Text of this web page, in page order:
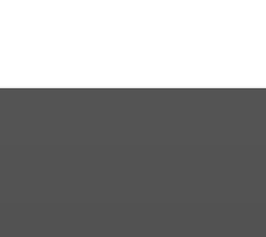
вещество через